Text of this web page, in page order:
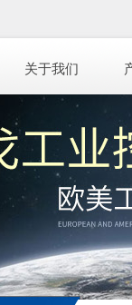
关于我们